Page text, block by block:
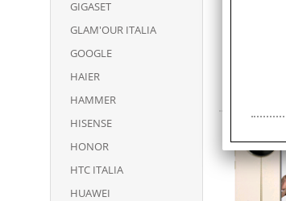
GIGASET
GLAM'OUR ITALIA
GOOGLE
HAIER
HAMMER
HISENSE
HONOR
HTC ITALIA
HUAWEI